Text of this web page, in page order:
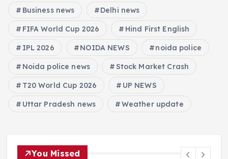
Business news Delhi news
FIFA World Cup 2026 Hind First English
IPL 2026 NOIDA NEWS noida police
Noida police news Stock Market Crash
T20 World Cup 2026 UP NEWS
Uttar Pradesh news Weather update
You Missed